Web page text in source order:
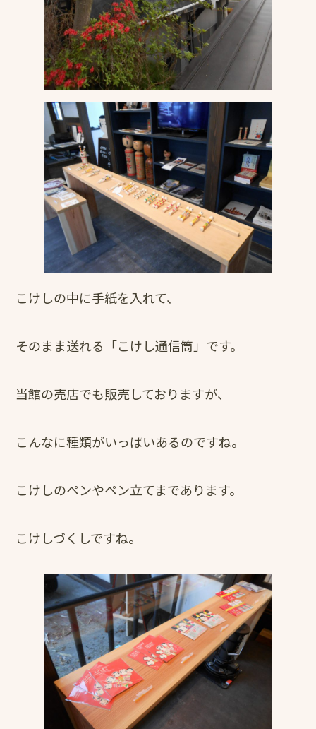
こけしの中に手紙を入れて、
そのまま送れる「こけし通信筒」です。
当館の売店でも販売しておりますが、
こんなに種類がいっぱいあるのですね。
こけしのペンやペン立てまであります。
こけしづくしですね。